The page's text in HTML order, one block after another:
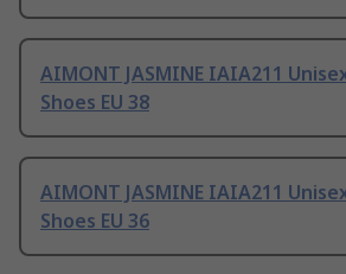
AIMONT JASMINE IAIA211
Shoes EU 38
AIMONT JASMINE IAIA211
Shoes EU 36